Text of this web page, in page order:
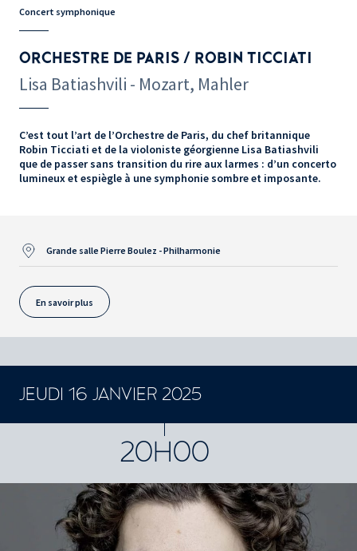
Concert symphonique
ORCHESTRE DE PARIS / ROBIN TICCIATI
Lisa Batiashvili - Mozart, Mahler
C’est tout l’art de l’Orchestre de Paris, du chef britannique
Robin Ticciati et de la violoniste géorgienne Lisa Batiashvili
que de passer sans transition du rire aux larmes : d’un concerto
lumineux et espiègle à une symphonie sombre et imposante.
Grande salle Pierre Boulez - Philharmonie
En savoir plus
JEUDI 16 JANVIER 2025
20H00